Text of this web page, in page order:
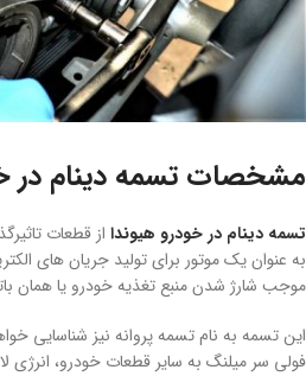
مشخصات تسمه دینام در
تسمه دینام در خودرو هیوندا از قطعات
به عنوان یک موتور برای تولید جریان های
موجب شارژ شدن منبع تغذیه خودرو یا همان
این تسمه به نام تسمه پروانه نیز شناسایی
فولی سر میلنگ به سایر قطعات خودرو، انرژی